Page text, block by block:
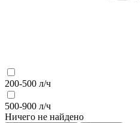
200-500 л/ч
500-900 л/ч
Ничего не найдено